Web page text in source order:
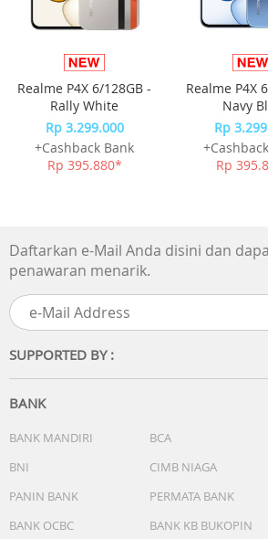
Realme P4X 6/128GB -
Rally White
Rp 3.299.000
+Cashback Bank
Rp 395.880*
Realme P4X
Navy
Rp
Rp
Daftarkan e-Mail Anda disini dan
penawaran menarik.
SUPPORTED BY :
BANK
BANK MANDIRI BCA
BNI
CIMB NIAGA
PANIN BANK
PERMATA BANK
BANK OCBC
BANK KB BUKOPIN